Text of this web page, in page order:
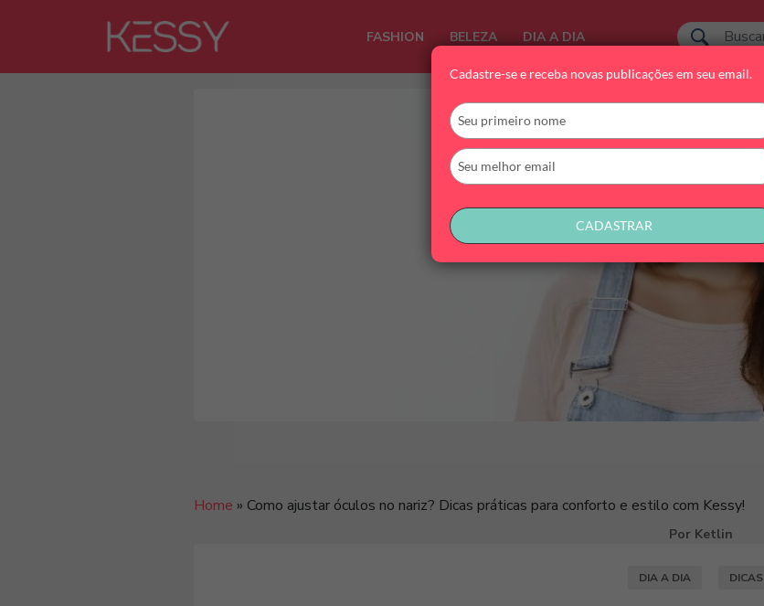
FASHION BELEZA DIA A DIA
Home » Como ajustar óculos no nariz? Dicas práticas para conforto e estilo com Kessy!
Por Ketlin
DIA A DIA DICAS
Cadastre-se e receba novas publicações em seu email.
Digite
seu
nome
Digite
seu
CADASTRAR